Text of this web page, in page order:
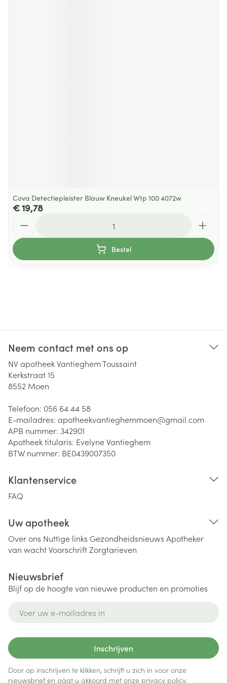
Cova Detectiepleister Blauw Kneukel Wtp 100 4072w
€ 19,78
Bestel
Neem contact met ons op
NV apotheek Vantieghem Toussaint
Kerkstraat 15
8552 Moen
Telefoon: 056 64 44 58
E-mailadres: apotheekvantieghemmoen@gmail.com
APB nummer: 342901
Apotheek titularis: Evelyne Vantieghem
BTW nummer: BE0439007350
Klantenservice
FAQ
Uw apotheek
Over ons Nuttige links Gezondheidsnieuws Apotheker
van wachtVoorschriftZorgtarieven
Nieuwsbrief
Blijf op de hoogte van nieuwe producten en promoties
Inschrijven
Door op inschrijven te klikken, schrijft u zich in voor onze
nieuwsbrief en gaat u akkoord met onze privacy policy.